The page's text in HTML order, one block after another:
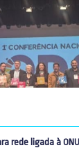
rede ligada à